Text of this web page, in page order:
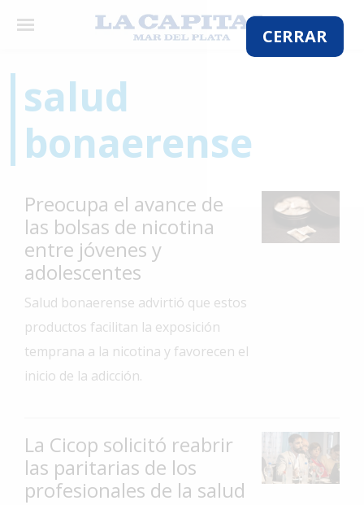
CERRAR
×
País
La
Zona
Cultura
Tecnología
Gastronomía
Salud
La
Ciudad
Deportes
salud
bonaerense
Preocupa el avance de
las bolsas de nicotina
entre jóvenes y
adolescentes
Salud bonaerense advirtió que estos
productos facilitan la exposición
temprana a la nicotina y favorecen el
inicio de la adicción.
La Cicop solicitó reabrir
las paritarias de los
profesionales de la salud